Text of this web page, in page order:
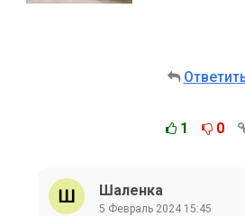
1 0
Шаленка
5 Февраль 2024 15:45